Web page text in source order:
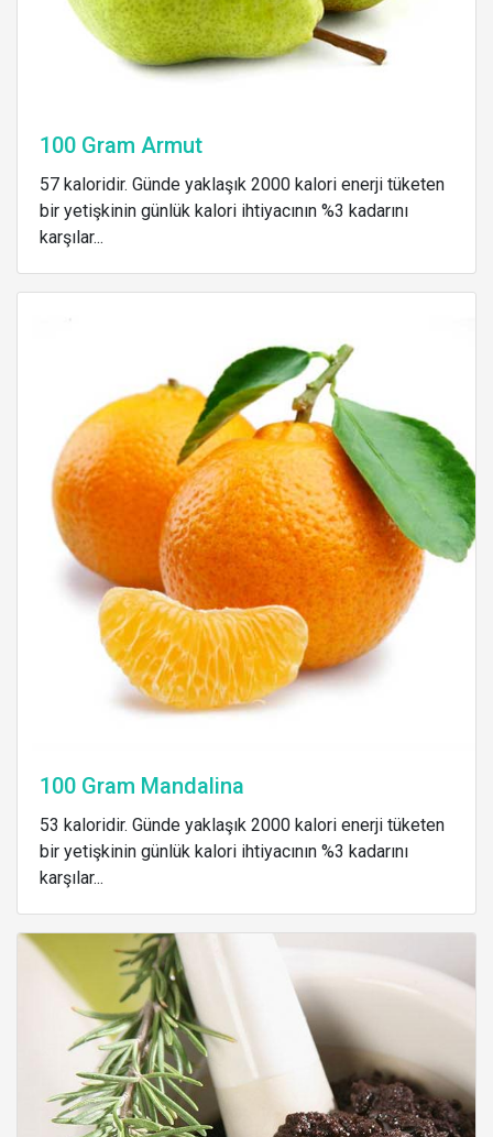
100 Gram Armut
57 kaloridir. Günde yaklaşık 2000 kalori enerji tüketen
bir yetişkinin günlük kalori ihtiyacının %3 kadarını
karşılar...
100 Gram Mandalina
53 kaloridir. Günde yaklaşık 2000 kalori enerji tüketen
bir yetişkinin günlük kalori ihtiyacının %3 kadarını
karşılar...